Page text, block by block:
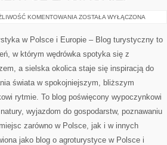
KOMENTOWANIA AGROTURYSTYKA
ŁACIŃSKIEJ
ZOSTAŁA WYŁĄCZONA
w Polsce i Europie – Blog turystyczny to
w którym wędrówka spotyka się z
a sielska okolica staje się inspiracją do
świata w spokojniejszym, bliższym
rytmie. To blog poświęcony wypoczynkowi
natury, wyjazdom do gospodarstw, poznawaniu
zarówno w Polsce, jak i w innych
jako blog o agroturystyce w Polsce i